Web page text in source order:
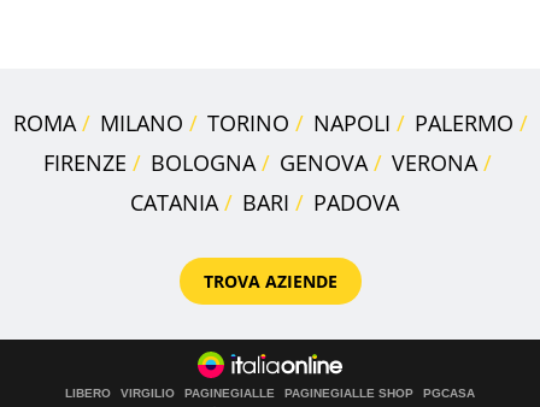
ROMA MILANO TORINO NAPOLI
PALERMO
FIRENZE
BOLOGNA GENOVA
VERONA
CATANIA
BARI PADOVA
TROVA AZIENDE
LIBERO VIRGILIO PAGINEGIALLE PAGINEGIALLE SHOP
PGCASA